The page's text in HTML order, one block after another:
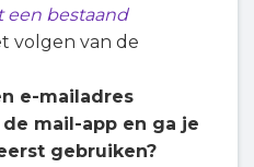
een bestaand
volgen van de
e-mailadres
mail-app en ga je
gebruiken?